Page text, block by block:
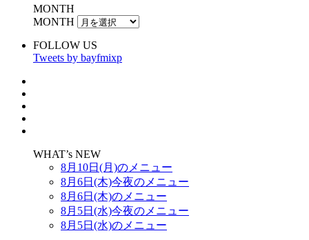
MONTH
MONTH
FOLLOW US
Tweets by bayfmixp
WHAT’s NEW
8月10日(月)のメニュー
8月6日(木)今夜のメニュー
8月6日(木)のメニュー
8月5日(水)今夜のメニュー
8月5日(水)のメニュー